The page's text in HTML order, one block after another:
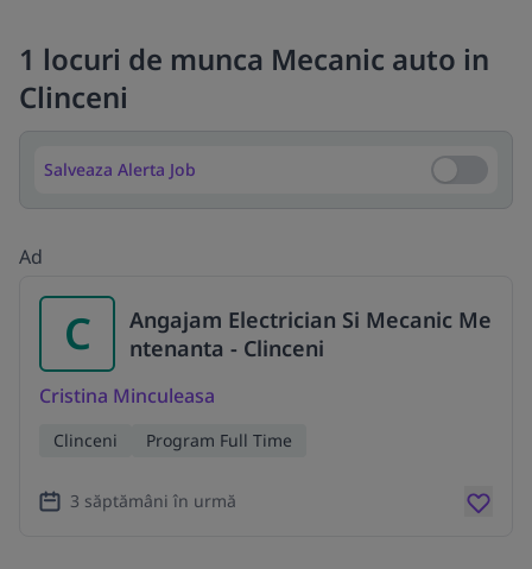
1 locuri de munca Mecanic auto in
Clinceni
Salveaza Alerta Job Salveaza
Ad
C
Angajam Electrician Si Mecanic Me
ntenanta - Clinceni
Cristina Minculeasa
Clinceni Program Full Time
3 săptămâni în urmă